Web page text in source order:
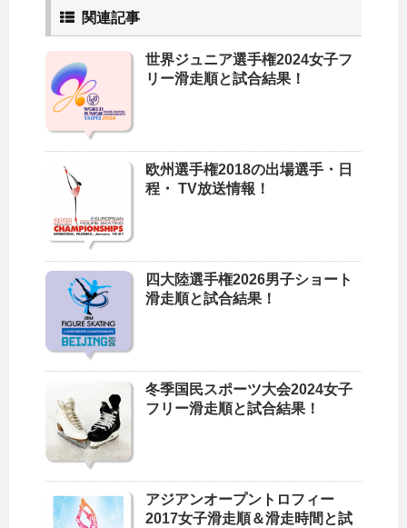
関連記事
世界ジュニア選手権2024女子フ
リー滑走順と試合結果！
欧州選手権2018の出場選手・日
程・ TV放送情報！
四大陸選手権2026男子ショート
滑走順と試合結果！
冬季国民スポーツ大会2024女子
フリー滑走順と試合結果！
アジアンオープントロフィー
2017女子滑走順＆滑走時間と試